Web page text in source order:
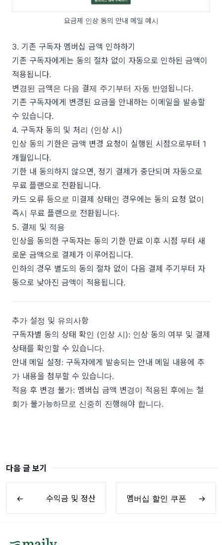
요금제 인상 동의 안내 메일 예시
3. 기존 구독자 멤버십 금액 인하하기
기존 구독자에게는 동의 절차 없이 자동으로 인하된 금액이
적용됩니다.
변경된 금액은 다음 결제 주기부터 자동 반영됩니다.
기존 구독자에게 변경된 요금을 안내하는 이메일을 발송할
수 있습니다.
4. 구독자 동의 및 처리 (인상 시)
인상 동의 기한은 금액 변경 요청이 실행된 시점으로부터 1
개월입니다.
기한 내 동의하지 않으면, 정기 결제가 중단되며 자동으로
무료 플랜으로 전환됩니다.
카드 오류 등으로 미결제 상태인 경우에는 동의 요청 없이
즉시 무료 플랜으로 전환됩니다.
5. 결제 및 적용
인상을 동의한 구독자는 동의 기한 만료 이후 시점 부터 새
로운 금액으로 결제가 이루어집니다.
인하의 경우 별도의 동의 절차 없이 다음 결제 주기부터 자
동으로 낮아진 금액이 적용됩니다.
추가 설정 및 유의사항
구독자별 동의 상태 확인 (인상 시): 인상 동의 여부 및 결제
상태를 확인할 수 있습니다.
안내 메일 설정: 구독자에게 발송되는 안내 메일 내용에 추
가 내용을 첨부할 수 있습니다.
적용 후 변경 불가: 멤버십 금액 변경이 적용된 후에는 철
회가 불가능하므로 신중히 진행해야 합니다.
다음 글 보기
← 수익금 및 정산 멤버십 할인 쿠폰 →